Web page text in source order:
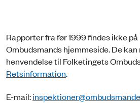
Rapporter fra før 1999 findes ikke
Ombudsmands hjemmeside. De
henvendelse til Folketingets
Retsinformation.
E-mail: